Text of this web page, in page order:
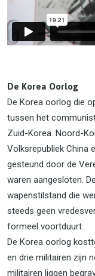
De Korea Oorlog
De Korea oorlog die
tussen het
Zuid-Korea. Noord-
Volksrepubliek China
gesteund door de
waren aangesloten.
wapenstilstand die
steeds geen
formeel voortduurt.
De Korea oorlog
en drie militairen zijn
militairen liggen